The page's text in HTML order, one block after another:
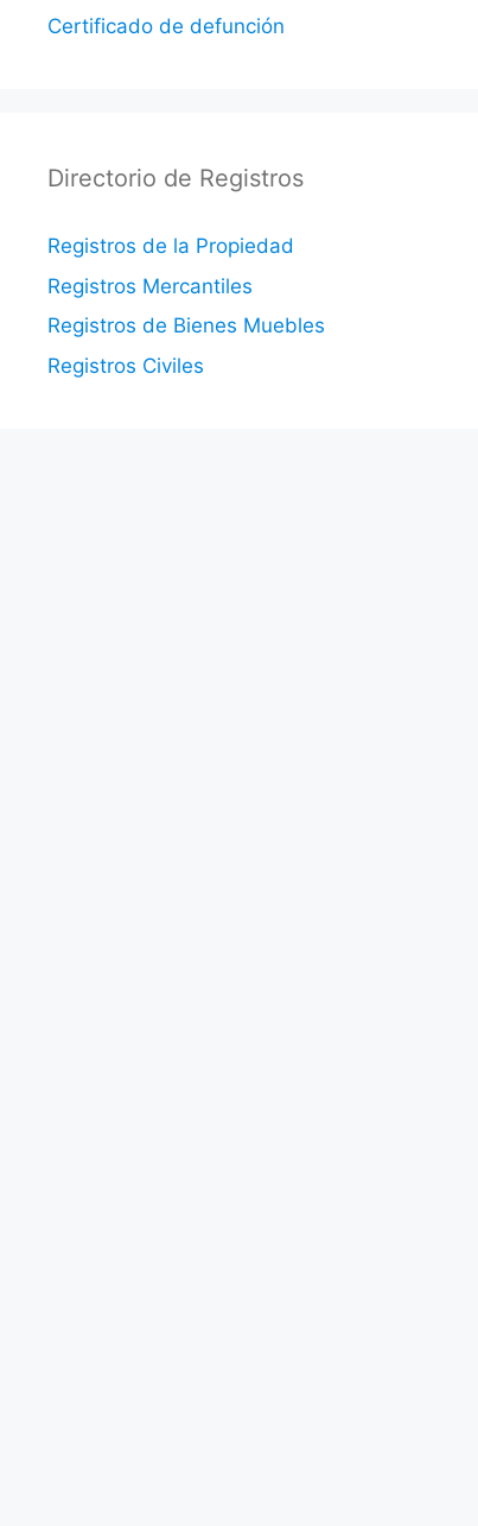
Certificado de defunción
Directorio de Registros
Registros de la Propiedad
Registros Mercantiles
Registros de Bienes Muebles
Registros Civiles